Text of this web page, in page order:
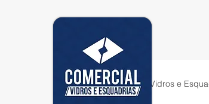
Comercial Vidros e